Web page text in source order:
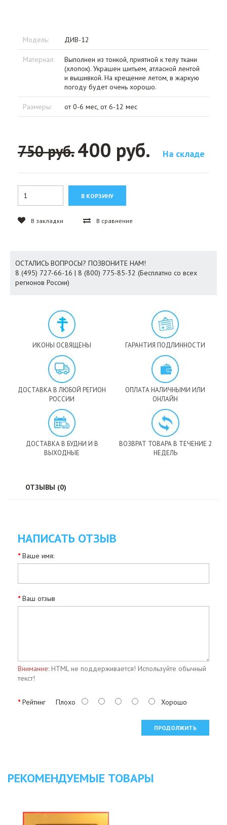
Модель: ДИВ-12
Материал:
Выполнен из тонкой, приятной к телу ткани
(хлопок). Украшен шитьем, атласной лентой
и вышивкой. На крещение летом, в жаркую
погоду будет очень хорошо.
Размеры: от 0-6 мес, от 6-12 мес
750 руб.400 руб. На складе
В закладки В сравнение
ОСТАЛИСЬ ВОПРОСЫ? ПОЗВОНИТЕ НАМ!
8 (495) 727-66-16 | 8 (800) 775-85-32 (Бесплатно со всех
регионов России)
ИКОНЫ ОСВЯЩЕНЫ ГАРАНТИЯ ПОДЛИННОСТИ
ДОСТАВКА В ЛЮБОЙ РЕГИОН
РОССИИ
ОПЛАТА НАЛИЧНЫМИ ИЛИ
ОНЛАЙН
ДОСТАВКА В БУДНИ И В
ВЫХОДНЫЕ
ВОЗВРАТ ТОВАРА В ТЕЧЕНИЕ 2
НЕДЕЛЬ
ОТЗЫВЫ (0)
НАПИСАТЬ ОТЗЫВ
Ваше имя:
Ваш отзыв
Внимание: HTML не поддерживается! Используйте обычный
текст!
Рейтинг Плохо Хорошо
ПРОДОЛЖИТЬ
РЕКОМЕНДУЕМЫЕ ТОВАРЫ